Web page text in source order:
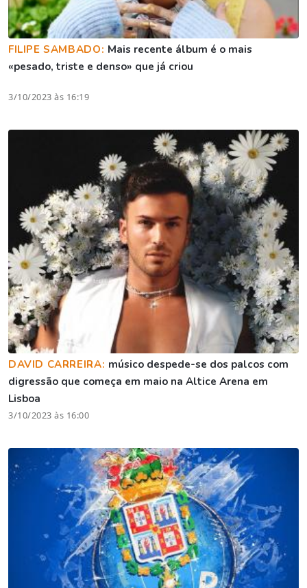
FILIPE SAMBADO: Mais recente álbum é o mais
«pesado, triste e denso» que já criou
3/10/2023 às 16:19
DAVID CARREIRA: músico despede-se dos palcos com
digressão que começa em maio na Altice Arena em
Lisboa
3/10/2023 às 16:00